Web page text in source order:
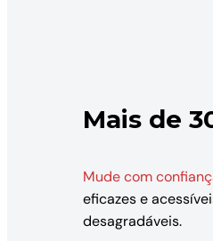
Mais de
Mude com
eficazes e
desagradáveis.